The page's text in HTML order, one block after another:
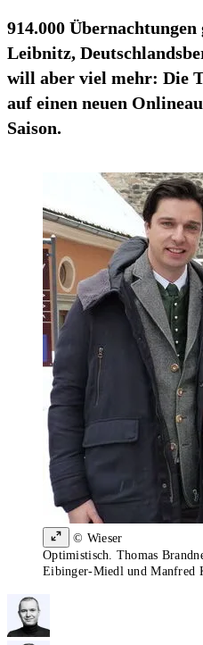
914.000
Leibnitz,
will aber viel mehr: Die
auf einen neuen
Saison.
© Wieser
Optimistisch. Thomas
Eibinger-Miedl und Manfred